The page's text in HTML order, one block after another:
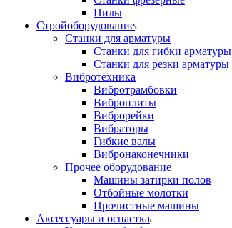
Пилы
Стройоборудование
Станки для арматуры
Станки для гибки арматуры
Станки для резки арматуры
Вибротехника
Вибротрамбовки
Виброплиты
Виброрейки
Вибраторы
Гибкие валы
Вибронаконечники
Прочее оборудование
Машины затирки полов
Отбойные молотки
Прочистные машины
Аксeccyapы и оснастка